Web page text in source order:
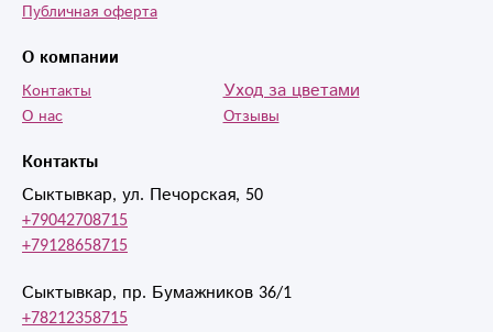
Контакты
Сыктывкар, ул. Печорская, 50
+79042708715
+79128658715
Сыктывкар, пр. Бумажников 36/1
+78212358715
Публичная оферта
О компании
Контакты
О нас
Уход за цветами
Отзывы